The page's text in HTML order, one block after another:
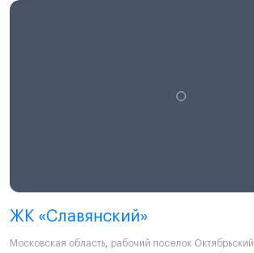
ЖК «Славянский»
Московская область, рабочий поселок Октябрьский